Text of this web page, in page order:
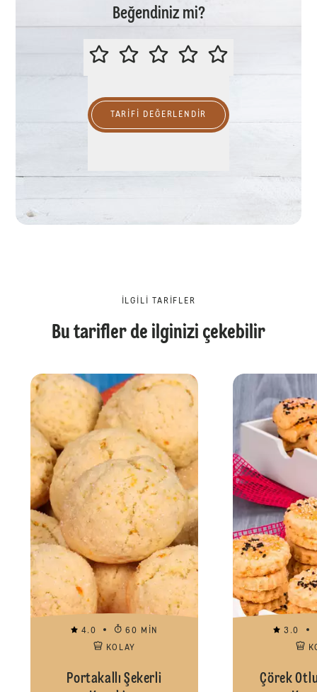
Beğendiniz mi?
LÜTFEN BU TARİFİ
TARIFI DEĞERLENDİR
İLGILI TARIFLER
Bu tarifler de ilginizi çekebilir
4.0
60 MIN
KOLAY
Portakallı Şekerli
3.0
Çörek